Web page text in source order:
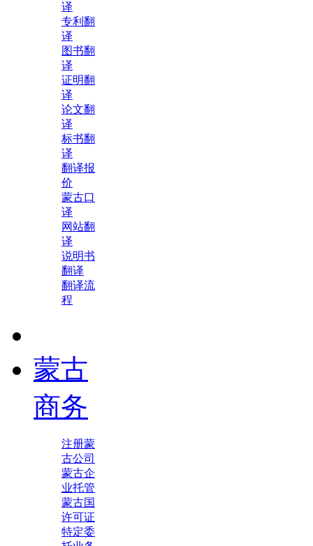
译
专利翻
译
图书翻
译
证明翻
译
论文翻
译
标书翻
译
翻译报
价
蒙古口
译
网站翻
译
说明书
翻译
翻译流
程
蒙古
商务
注册蒙
古公司
蒙古企
业托管
蒙古国
许可证
特定委